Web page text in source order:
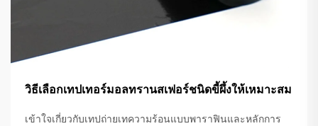
วิธีเลือกเทปเทอร์มอลทรานสเฟอร์ชนิดขี้ผึ้งให้เหมาะสม
เข้าใจเกี่ยวกับเทปถ่ายเทความร้อนแบบพาราฟินและหลักการ